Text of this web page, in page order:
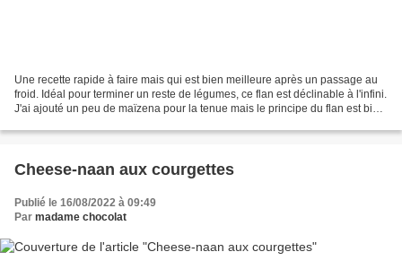
Une recette rapide à faire mais qui est bien meilleure après un passage au
froid. Idéal pour terminer un reste de légumes, ce flan est déclinable à l'infini.
J'ai ajouté un peu de maïzena pour la tenue mais le principe du flan est bien
Cheese-naan aux courgettes
Publié le 16/08/2022 à 09:49
Par madame chocolat